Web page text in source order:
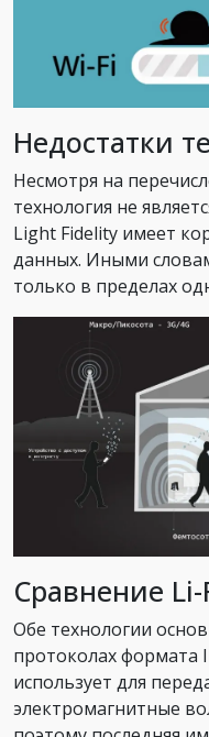
Недостатки
Несмотря на
технология не
Light Fidelity имеет
данных. Иными
только в пределах
Сравнение Li-
Обе технологии
протоколах формата
использует для
электромагнитные